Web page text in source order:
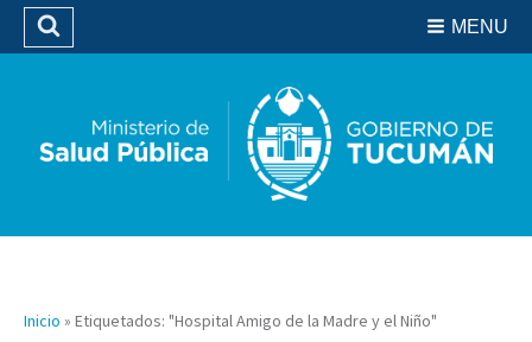
Biblioteca
MENU
Buscar
Inicio » Etiquetados: "Hospital Amigo de la Madre y el Niño"